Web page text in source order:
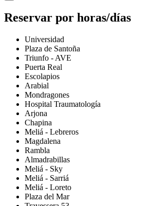
Reservar por horas/días
Universidad
Plaza de Santoña
Triunfo - AVE
Puerta Real
Escolapios
Arabial
Mondragones
Hospital Traumatología
Arjona
Chapina
Meliá - Lebreros
Magdalena
Rambla
Almadrabillas
Meliá - Sky
Meliá - Sarriá
Meliá - Loreto
Plaza del Mar